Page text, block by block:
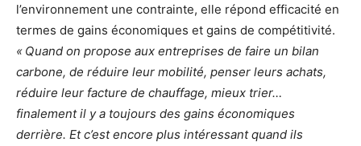
l’environnement une contrainte, elle répond efficacité en
termes de gains économiques et gains de compétitivité.
« Quand on propose aux entreprises de faire un bilan
carbone, de réduire leur mobilité, penser leurs achats,
réduire leur facture de chauffage, mieux trier…
finalement il y a toujours des gains économiques
derrière. Et c’est encore plus intéressant quand ils